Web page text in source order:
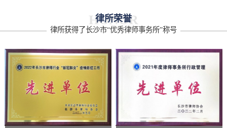
HONOR
律所荣誉
律所获得了长沙市“优秀律师事务所”称号